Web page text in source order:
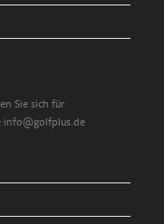
Sie sich für
info@golfplus.de